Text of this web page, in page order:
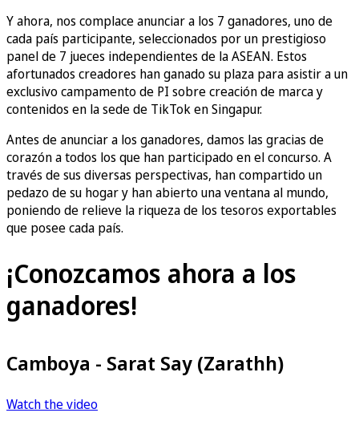
Y ahora, nos complace anunciar a los 7 ganadores, uno de
cada país participante, seleccionados por un prestigioso
panel de 7 jueces independientes de la ASEAN. Estos
afortunados creadores han ganado su plaza para asistir a un
exclusivo campamento de PI sobre creación de marca y
contenidos en la sede de TikTok en Singapur.
Antes de anunciar a los ganadores, damos las gracias de
corazón a todos los que han participado en el concurso. A
través de sus diversas perspectivas, han compartido un
pedazo de su hogar y han abierto una ventana al mundo,
poniendo de relieve la riqueza de los tesoros exportables
que posee cada país.
¡Conozcamos ahora a los
ganadores!
Camboya - Sarat Say (Zarathh)
Watch the video